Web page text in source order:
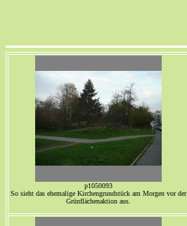
p1050093
So sieht das ehemalige Kirchengrundstück am Morgen vor der
Grünflächenaktion aus.